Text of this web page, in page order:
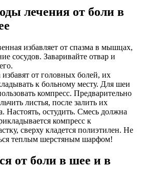
лечения от боли в
избавляет от спазма в мышцах,
сосудов. Заваривайте отвар и
от головных болей, их
к больному месту. Для шеи
компресс. Предварительно
листья, после залить их
Настоять, остудить. Смесь должна
компресс к
сверху кладется полиэтилен. Не
теплым шерстяным шарфом!
от боли в шее и в